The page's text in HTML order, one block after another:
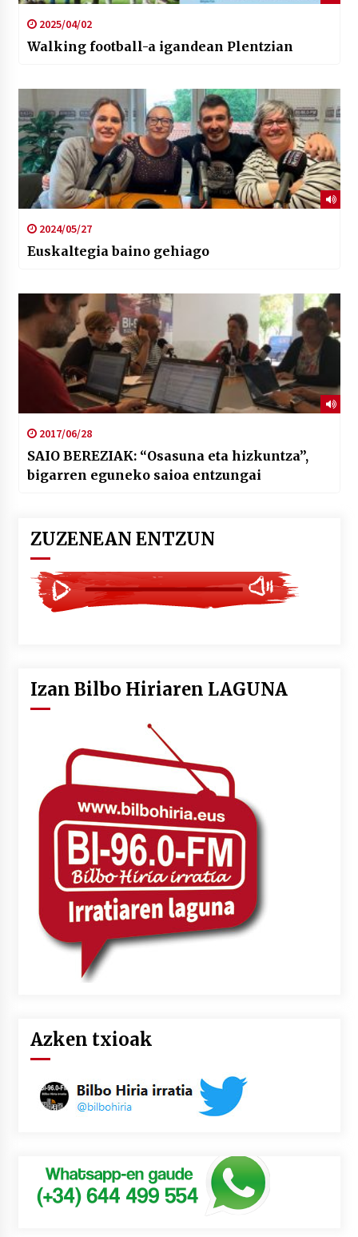
2025/04/02
Walking football-a igandean Plentzian
2024/05/27
Euskaltegia baino gehiago
2017/06/28
SAIO BEREZIAK: “Osasuna eta hizkuntza”,
bigarren eguneko saioa entzungai
ZUZENEAN ENTZUN
Izan Bilbo Hiriaren LAGUNA
Azken txioak